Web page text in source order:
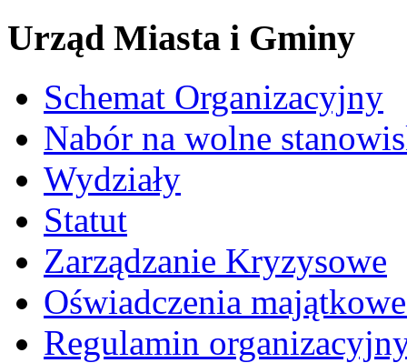
Urząd Miasta i Gminy
Schemat Organizacyjny
Nabór na wolne
Wydziały
Statut
Zarządzanie Kryzysowe
Oświadczenia
Regulamin